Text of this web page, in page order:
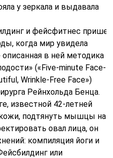
у зеркала и выдавала
и фейсфитнес пришел
когда мир увидела
описанная в ней методика
(«Five-minute Face-
Wrinkle-Free Face»)
Рейнхольда Бенца.
известной 42-летней
кожи, подтянуть мышцы на
овал лица, он
компиляция йоги и
или